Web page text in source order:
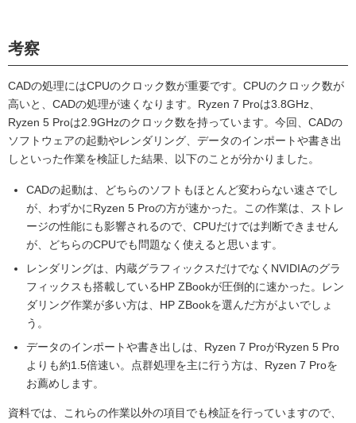
考察
CADの処理にはCPUのクロック数が重要です。CPUのクロック数が
高いと、CADの処理が速くなります。Ryzen 7 Proは3.8GHz、
Ryzen 5 Proは2.9GHzのクロック数を持っています。今回、CADの
ソフトウェアの起動やレンダリング、データのインポートや書き出
しといった作業を検証した結果、以下のことが分かりました。
CADの起動は、どちらのソフトもほとんど変わらない速さでし
が、わずかにRyzen 5 Proの方が速かった。この作業は、ストレ
ージの性能にも影響されるので、CPUだけでは判断できません
が、どちらのCPUでも問題なく使えると思います。
レンダリングは、内蔵グラフィックスだけでなくNVIDIAのグラ
フィックスも搭載しているHP ZBookが圧倒的に速かった。レン
ダリング作業が多い方は、HP ZBookを選んだ方がよいでしょ
う。
データのインポートや書き出しは、Ryzen 7 ProがRyzen 5 Pro
よりも約1.5倍速い。点群処理を主に行う方は、Ryzen 7 Proを
お薦めします。
資料では、これらの作業以外の項目でも検証を行っていますので、